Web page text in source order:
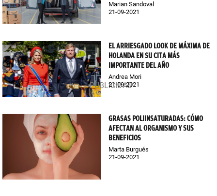
Marian Sandoval
21-09-2021
EL ARRIESGADO LOOK DE MÁXIMA DE
HOLANDA EN SU CITA MÁS
IMPORTANTE DEL AÑO
Andrea Mori
21-09-2021
GRASAS POLIINSATURADAS: CÓMO
AFECTAN AL ORGANISMO Y SUS
BENEFICIOS
Marta Burgués
21-09-2021